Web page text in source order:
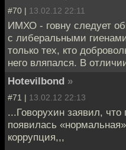
#70 | 13.02.12 22:11
ИМХО - говну следует
с либеральными
только тех, кто
него вляпался. В
Hotevilbond »
#71 | 13.02.12 22:13
...Говорухин заявил,
появилась
коррупция,,,